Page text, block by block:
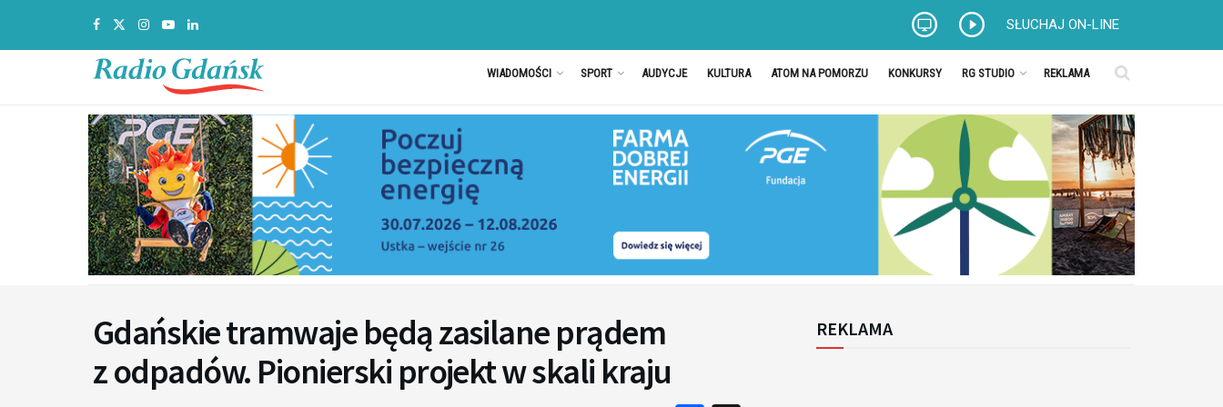
SŁUCHAJ ON-LINE
WIADOMOŚCI SPORT AUDYCJE KULTURA ATOM NA POMORZU KONKURSY RG STUDIO REKLAMA
Gdańskie tramwaje będą zasilane prądem
z odpadów. Pionierski projekt w skali kraju
REKLAMA